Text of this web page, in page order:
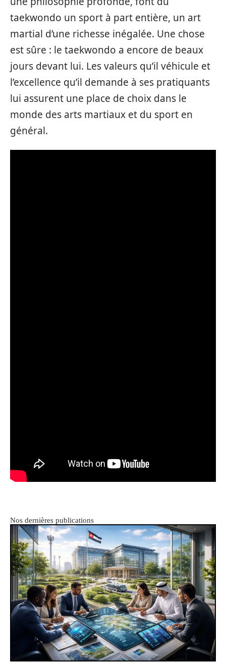
taekwondo un sport à part entière, un art
martial d’une richesse inégalée. Une chose
est sûre : le taekwondo a encore de beaux
jours devant lui. Les valeurs qu’il véhicule et
l’excellence qu’il demande à ses pratiquants
lui assurent une place de choix dans le
monde des arts martiaux et du sport en
général.
Nos dernières publications